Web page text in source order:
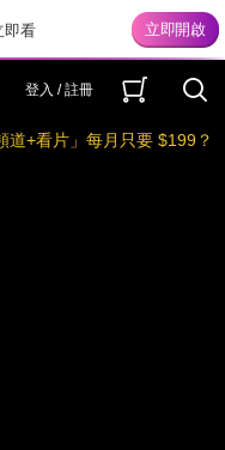
即看
登入 / 註冊
道+看片」每月只要 $199？